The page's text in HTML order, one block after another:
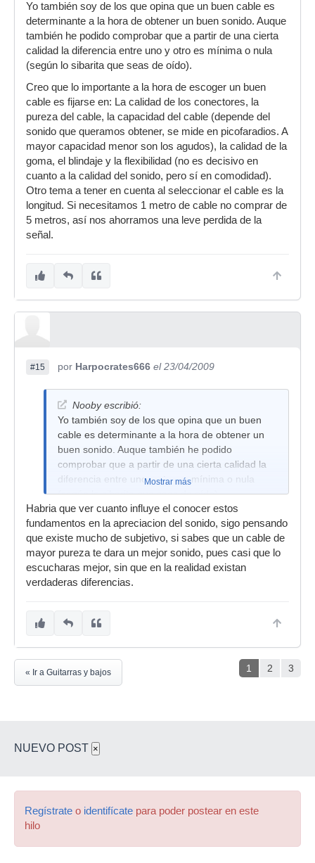
Yo también soy de los que opina que un buen cable es
determinante a la hora de obtener un buen sonido. Auque
también he podido comprobar que a partir de una cierta
calidad la diferencia entre uno y otro es mínima o nula
(según lo sibarita que seas de oído).
Creo que lo importante a la hora de escoger un buen
cable es fijarse en: La calidad de los conectores, la
pureza del cable, la capacidad del cable (depende del
sonido que queramos obtener, se mide en picofaradios. A
mayor capacidad menor son los agudos), la calidad de la
goma, el blindaje y la flexibilidad (no es decisivo en
cuanto a la calidad del sonido, pero sí en comodidad).
Otro tema a tener en cuenta al seleccionar el cable es la
longitud. Si necesitamos 1 metro de cable no comprar de
5 metros, así nos ahorramos una leve perdida de la
señal.
#15 por Harpocrates666 el 23/04/2009
Nooby escribió:
Yo también soy de los que opina que un buen
cable es determinante a la hora de obtener un
buen sonido. Auque también he podido
comprobar que a partir de una cierta calidad la
diferencia entre uno y otro es mínima o nula
(según lo sibarita que seas de oído).
Creo que lo importante a la hora de escoger un
buen cable es fijarse en: La calidad de los
conectores, la pureza del cable, la capacidad del
cable (depende del sonido que queramos
obtener, se mide en picofaradios. A mayor
capacidad menor son los agudos), la calidad de
decisivo en cuanto a la calidad del sonido, pero
al seleccionar el cable es la longitud. Si
necesitamos 1 metro de cable no comprar de 5
metros, así nos ahorramos una leve perdida de
Mostrar más
Habria que ver cuanto influye el conocer estos
fundamentos en la apreciacion del sonido, sigo pensando
que existe mucho de subjetivo, si sabes que un cable de
mayor pureza te dara un mejor sonido, pues casi que lo
escucharas mejor, sin que en la realidad existan
verdaderas diferencias.
1 2 3
« Ir a Guitarras y bajos
NUEVO POST ×
Regístrate o identifícate para poder postear en este
hilo